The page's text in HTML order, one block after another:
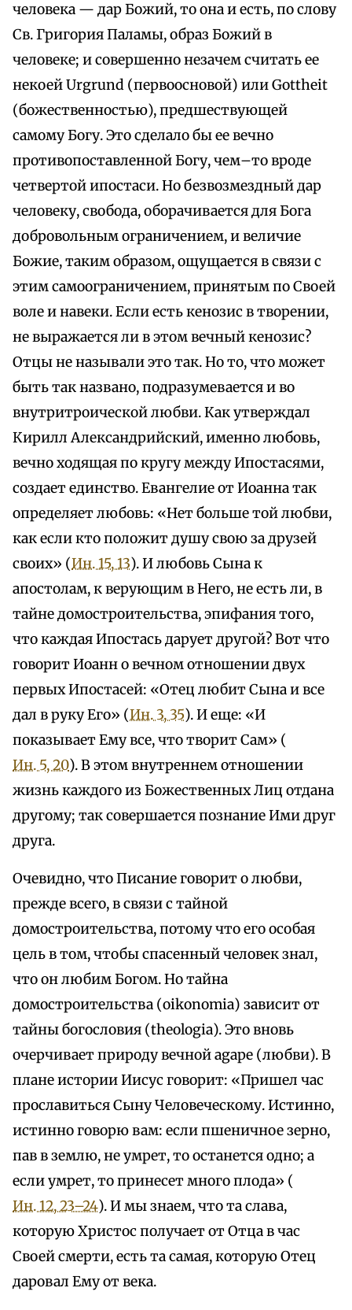
человека — дар Божий, то она и есть, по слову
Св. Григория Паламы, образ Божий в
человеке; и совершенно незачем считать ее
некоей Urgrund (первоосновой) или Gottheit
(божественностью), предшествующей
самому Богу. Это сделало бы ее вечно
противопоставленной Богу, чем–то вроде
четвертой ипостаси. Но безвозмездный дар
человеку, свобода, оборачивается для Бога
добровольным ограничением, и величие
Божие, таким образом, ощущается в связи с
этим самоограничением, принятым по Своей
воле и навеки. Если есть кенозис в творении,
не выражается ли в этом вечный кенозис?
Отцы не называли это так. Но то, что может
быть так названо, подразумевается и во
внутритроической любви. Как утверждал
Кирилл Александрийский, именно любовь,
вечно ходящая по кругу между Ипостасями,
создает единство. Евангелие от Иоанна так
определяет любовь: «Нет больше той любви,
как если кто положит душу свою за друзей
своих» (Ин. 15, 13). И любовь Сына к
апостолам, к верующим в Него, не есть ли, в
тайне домостроительства, эпифания того,
что каждая Ипостась дарует другой? Вот что
говорит Иоанн о вечном отношении двух
первых Ипостасей: «Отец любит Сына и все
дал в руку Его» (Ин. 3, 35). И еще: «И
показывает Ему все, что творит Сам» (
Ин. 5, 20). В этом внутреннем отношении
жизнь каждого из Божественных Лиц отдана
другому; так совершается познание Ими друг
друга.
Очевидно, что Писание говорит о любви,
прежде всего, в связи с тайной
домостроительства, потому что его особая
цель в том, чтобы спасенный человек знал,
что он любим Богом. Но тайна
домостроительства (oikonomia) зависит от
тайны богословия (theologia). Это вновь
очерчивает природу вечной agape (любви). В
плане истории Иисус говорит: «Пришел час
прославиться Сыну Человеческому. Истинно,
истинно говорю вам: если пшеничное зерно,
пав в землю, не умрет, то останется одно; а
если умрет, то принесет много плода» (
Ин. 12, 23–24). И мы знаем, что та слава,
которую Христос получает от Отца в час
Своей смерти, есть та самая, которую Отец
даровал Ему от века.